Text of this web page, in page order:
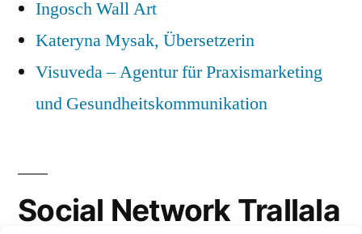
Ingosch Wall Art
Kateryna Mysak, Übersetzerin
Visuveda – Agentur für Praxismarketing
und Gesundheitskommunikation
Social Network Trallala